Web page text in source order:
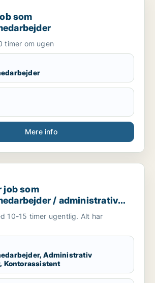
regnskabsmedarbejder
som
timer om ugen
Mere info
som regnskabsmedarbejder /
job som
/ administrativ
/ kontorassistent
10-15 timer ugentlig. Alt har
Administrativ
Kontorassistent